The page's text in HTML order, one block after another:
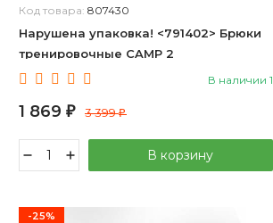
Код товара: 807430
Нарушена упаковка! <791402> Брюки
тренировочные CAMP 2
Training Pants, темно-синий, детский
В наличии 1
1 869 ₽ 3 399₽
В корзину
-25%